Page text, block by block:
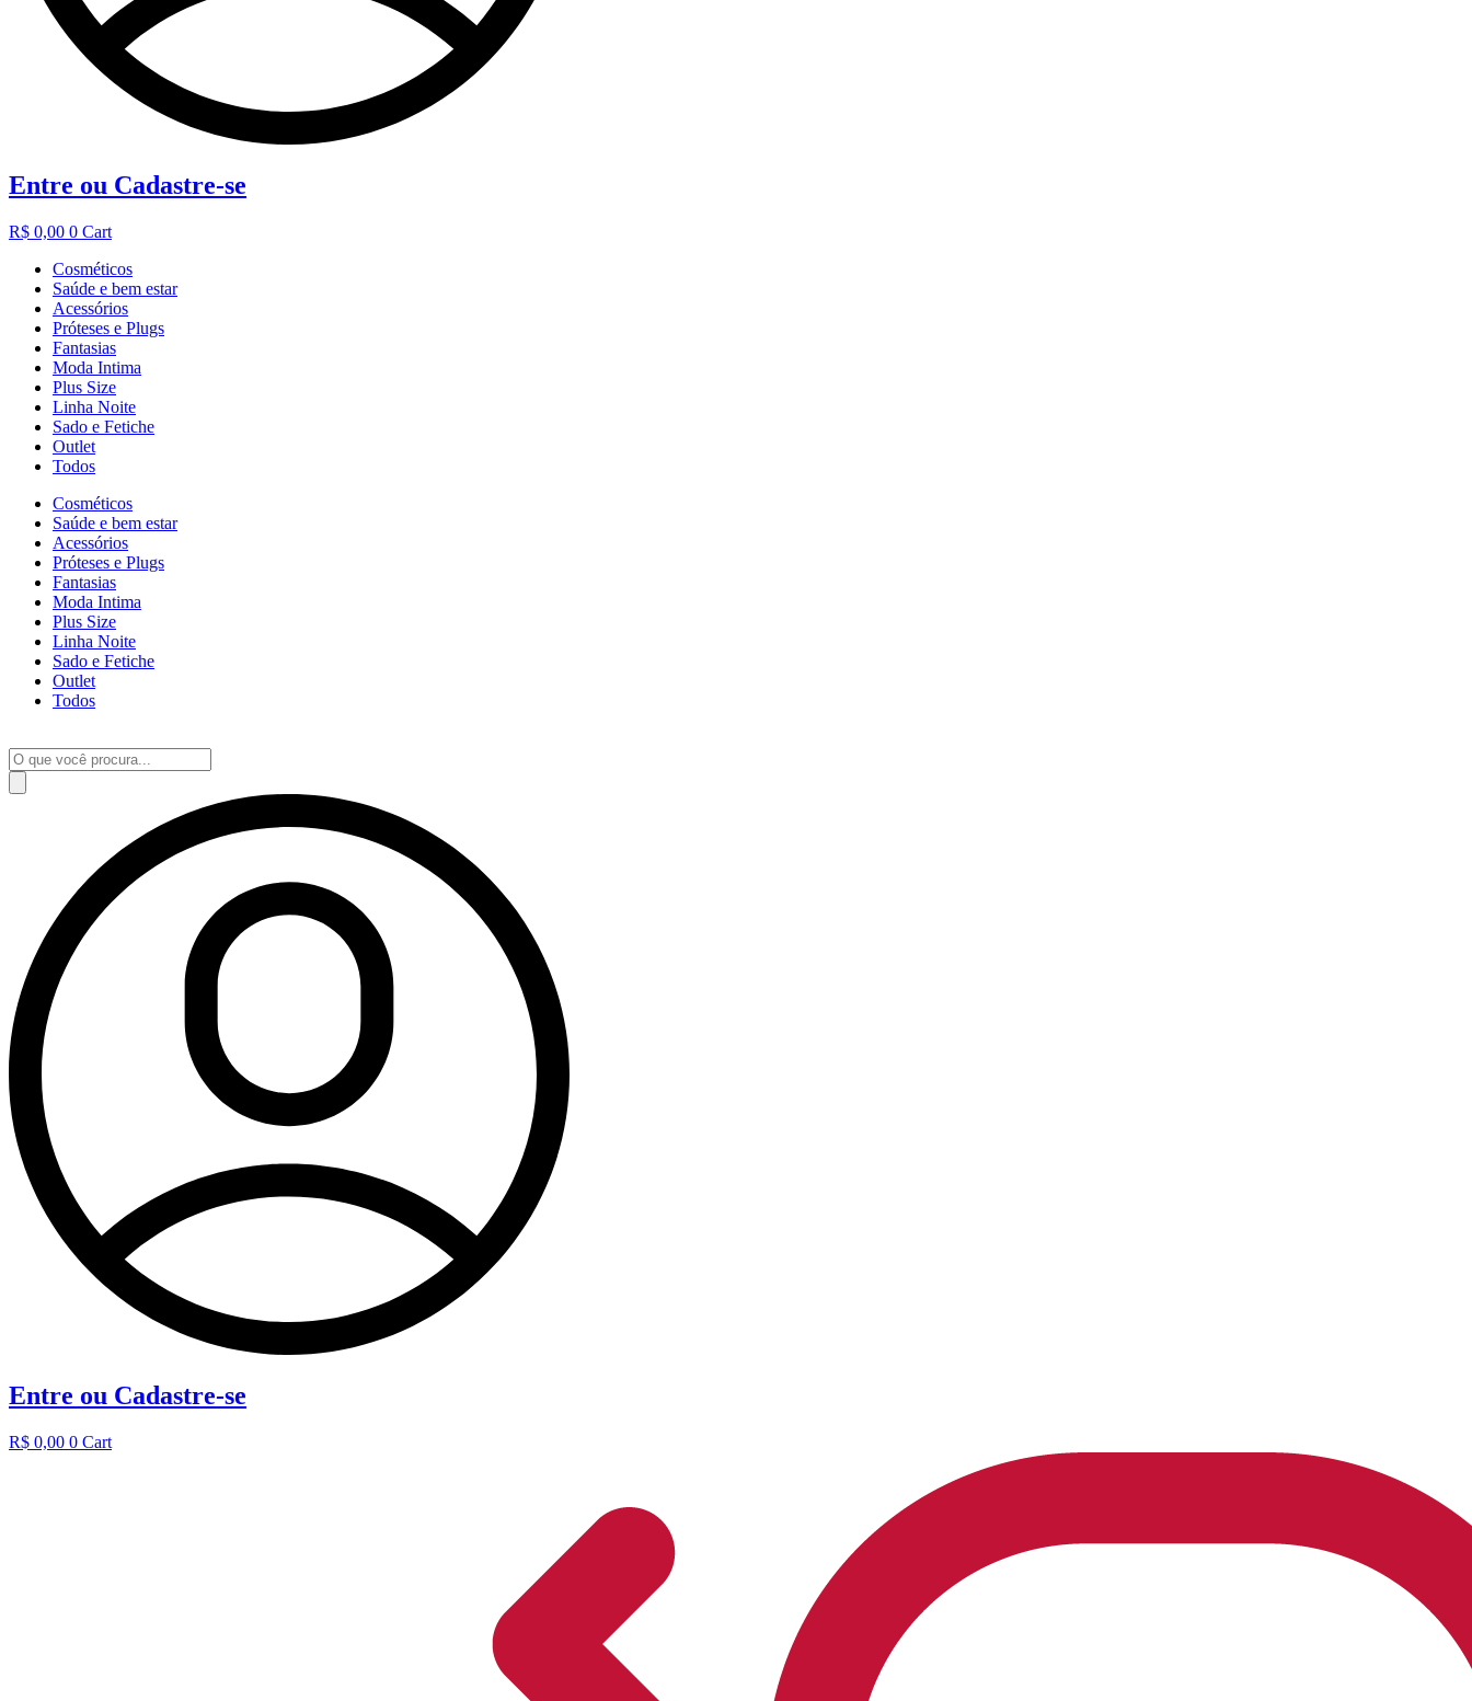
Entre ou Cadastre-se
R$ 0,00 0 Cart
Cosméticos
Saúde e bem estar
Acessórios
Próteses e Plugs
Fantasias
Moda Intima
Plus Size
Linha Noite
Sado e Fetiche
Outlet
Todos
Cosméticos
Saúde e bem estar
Acessórios
Próteses e Plugs
Fantasias
Moda Intima
Plus Size
Linha Noite
Sado e Fetiche
Outlet
Todos
Pesquisar
produtos
Entre ou Cadastre-se
R$ 0,00 0 Cart